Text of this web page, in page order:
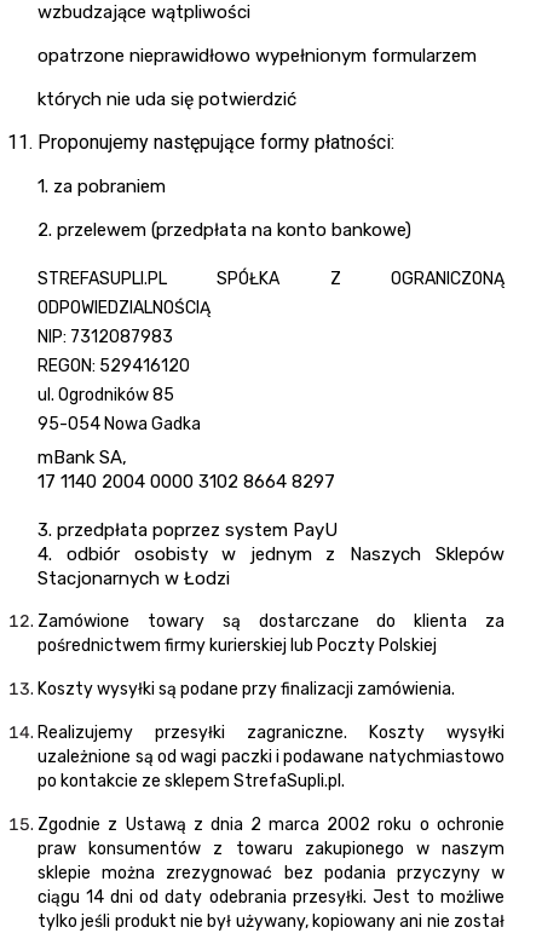
wzbudzające wątpliwości
opatrzone nieprawidłowo wypełnionym formularzem
których nie uda się potwierdzić
Proponujemy następujące formy płatności:
1. za pobraniem
2. przelewem (przedpłata na konto bankowe)
STREFASUPLI.PL SPÓŁKA Z OGRANICZONĄ
ODPOWIEDZIALNOŚCIĄ
NIP: 7312087983
REGON: 529416120
ul. Ogrodników 85
95-054 Nowa Gadka
mBank SA,
17 1140 2004 0000 3102 8664 8297
3.przedpłata poprzez system PayU
4. odbiór osobisty w jednym z Naszych Sklepów
Stacjonarnych w Łodzi
Zamówione towary są dostarczane do klienta za
pośrednictwem firmy kurierskiej lub Poczty Polskiej
Koszty wysyłki są podane przy finalizacji zamówienia.
Realizujemy przesyłki zagraniczne. Koszty wysyłki
uzależnione są od wagi paczki i podawane natychmiastowo
po kontakcie ze sklepem StrefaSupli.pl.
Zgodnie z Ustawą z dnia 2 marca 2002 roku o ochronie
praw konsumentów z towaru zakupionego w naszym
sklepie można zrezygnować bez podania przyczyny w
ciągu 14 dni od daty odebrania przesyłki. Jest to możliwe
tylko jeśli produkt nie był używany, kopiowany ani nie został